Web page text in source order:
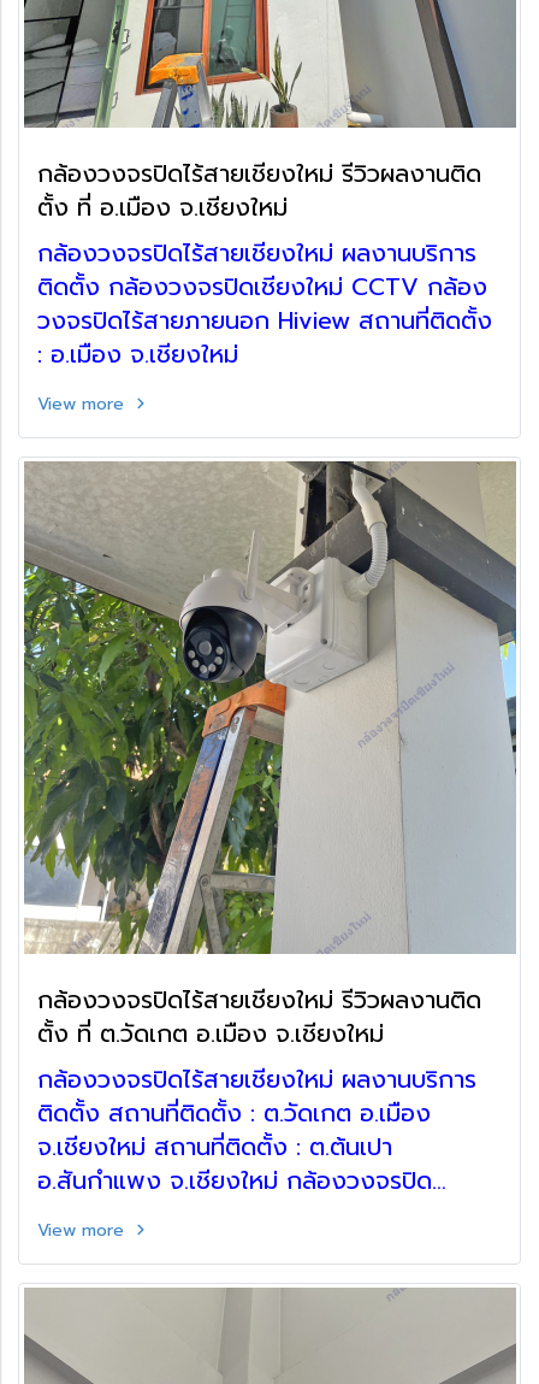
กล้องวงจรปิดไร้สายเชียงใหม่ รีวิวผลงานติด
ตั้ง ที่ อ.เมือง จ.เชียงใหม่
กล้องวงจรปิดไร้สายเชียงใหม่ ผลงานบริการ
ติดตั้ง กล้องวงจรปิดเชียงใหม่ CCTV กล้อง
วงจรปิดไร้สายภายนอก Hiview สถานที่ติดตั้ง
: อ.เมือง จ.เชียงใหม่
View more
กล้องวงจรปิดไร้สายเชียงใหม่ รีวิวผลงานติด
ตั้ง ที่ ต.วัดเกต อ.เมือง จ.เชียงใหม่
กล้องวงจรปิดไร้สายเชียงใหม่ ผลงานบริการ
ติดตั้ง สถานที่ติดตั้ง : ต.วัดเกต อ.เมือง
จ.เชียงใหม่ สถานที่ติดตั้ง : ต.ต้นเปา
อ.สันกำแพง จ.เชียงใหม่ กล้องวงจรปิด
ภายนอก Hiview
View more